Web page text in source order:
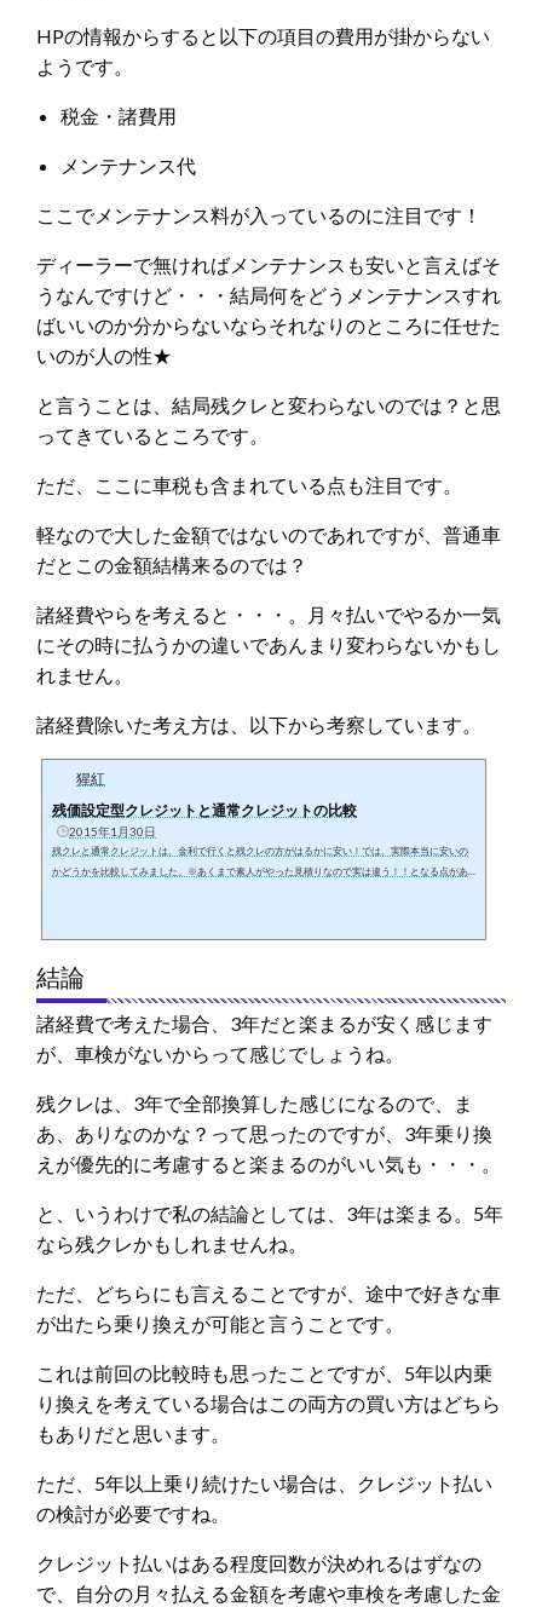
HPの情報からすると以下の項目の費用が掛からない
ようです。
税金・諸費用
メンテナンス代
ここでメンテナンス料が入っているのに注目です！
ディーラーで無ければメンテナンスも安いと言えばそ
うなんですけど・・・結局何をどうメンテナンスすれ
ばいいのか分からないならそれなりのところに任せた
いのが人の性★
と言うことは、結局残クレと変わらないのでは？と思
ってきているところです。
ただ、ここに車税も含まれている点も注目です。
軽なので大した金額ではないのであれですが、普通車
だとこの金額結構来るのでは？
諸経費やらを考えると・・・。月々払いでやるか一気
にその時に払うかの違いであんまり変わらないかもし
れません。
諸経費除いた考え方は、以下から考察しています。
猩紅
残価設定型クレジットと通常クレジットの比較
2015年1月30日
残クレと通常クレジットは、金利で行くと残クレの方がはるかに安い！では、実際本当に安いの
かどうかを比較してみました。※あくまで素人がやった見積りなので実は違う！！となる点があ
結論
諸経費で考えた場合、3年だと楽まるが安く感じます
が、車検がないからって感じでしょうね。
残クレは、3年で全部換算した感じになるので、ま
あ、ありなのかな？って思ったのですが、3年乗り換
えが優先的に考慮すると楽まるのがいい気も・・・。
と、いうわけで私の結論としては、3年は楽まる。5年
なら残クレかもしれませんね。
ただ、どちらにも言えることですが、途中で好きな車
が出たら乗り換えが可能と言うことです。
これは前回の比較時も思ったことですが、5年以内乗
り換えを考えている場合はこの両方の買い方はどちら
もありだと思います。
ただ、5年以上乗り続けたい場合は、クレジット払い
の検討が必要ですね。
クレジット払いはある程度回数が決めれるはずなの
で、自分の月々払える金額を考慮や車検を考慮した金